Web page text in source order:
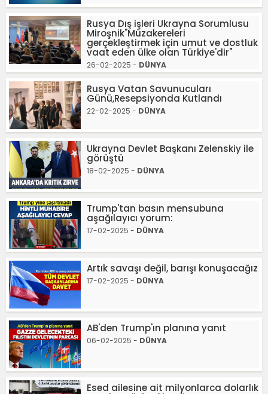
Rusya Dış işleri Ukrayna Sorumlusu
Miroşnik"Müzakereleri
gerçekleştirmek için umut ve dostluk
vaat eden ülke olan Türkiye'dir"
26-02-2025 - DÜNYA
Rusya Vatan Savunucuları
Günü,Resepsiyonda Kutlandı
22-02-2025 - DÜNYA
Ukrayna Devlet Başkanı Zelenskiy ile
görüştü
18-02-2025 - DÜNYA
Trump'tan basın mensubuna
aşağılayıcı yorum:
17-02-2025 - DÜNYA
Artık savaşı değil, barışı konuşacağız
17-02-2025 - DÜNYA
AB'den Trump'ın planına yanıt
06-02-2025 - DÜNYA
Esed ailesine ait milyonlarca dolarlık